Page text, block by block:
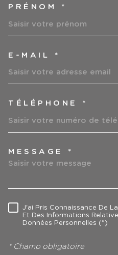
PRÉNOM *
E-MAIL *
TÉLÉPHONE *
MESSAGE *
J'ai Pris Connaissance De
Et Des Informations
Données Personnelles (*)
* Champ obligatoire